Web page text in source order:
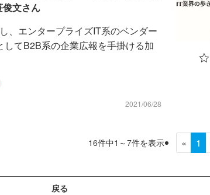
俊文さん
、エンタープライズIT系のベンダー
てB2B系の企業広報を手掛ける加
2021/06/28
16件中1～7件を表示 « 1
戻る